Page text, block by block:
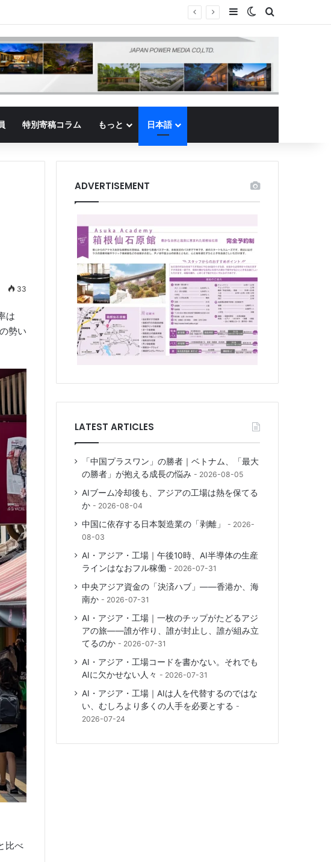
SidebarSwitch skin
Search for
特別寄稿コラム もっと 日本語
33
は
勢い
比べ
ADVERTISEMENT
LATEST ARTICLES
「中国プラスワン」の勝者｜ベトナム、「最大
の勝者」が抱える成長の悩み
2026-08-05
AIブーム冷却後も、アジアの工場は熱を保てる
か
2026-08-04
中国に依存する日本製造業の「剥離」
2026-
08-03
AI・アジア・工場｜午後10時、AI半導体の生産
ラインはなおフル稼働
2026-07-31
中央アジア資金の「決済ハブ」――香港か、海
南か
2026-07-31
AI・アジア・工場｜一枚のチップがたどるアジ
アの旅――誰が作り、誰が封止し、誰が組み立
てるのか
2026-07-31
AI・アジア・工場コードを書かない。それでも
AIに欠かせない人々
2026-07-31
AI・アジア・工場｜AIは人を代替するのではな
い、むしろより多くの人手を必要とする
2026-07-24